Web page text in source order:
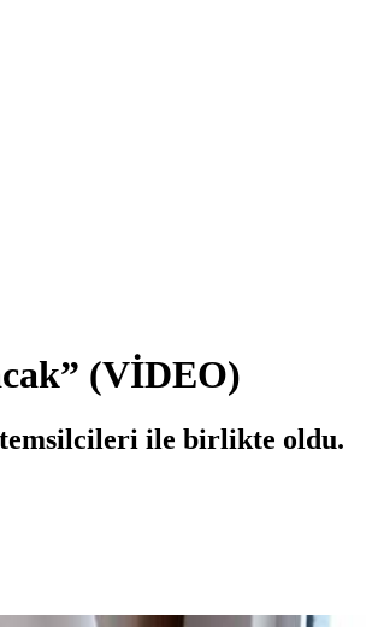
(VİDEO)
temsilcileri ile birlikte oldu.